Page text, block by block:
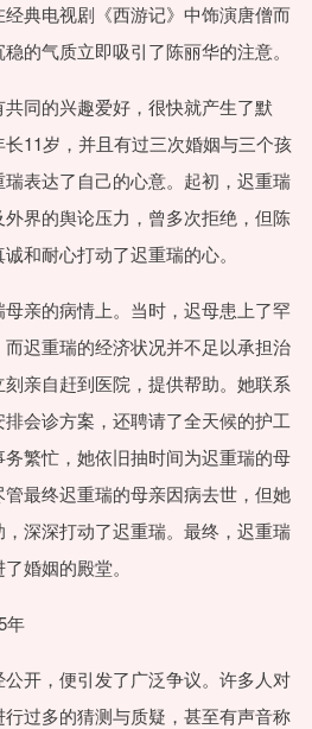
典电视剧《西游记》中饰演唐僧而
的气质立即吸引了陈丽华的注意。
同的兴趣爱好，很快就产生了默
11岁，并且有过三次婚姻与三个孩
表达了自己的心意。起初，迟重瑞
界的舆论压力，曾多次拒绝，但陈
和耐心打动了迟重瑞的心。
亲的病情上。当时，迟母患上了罕
迟重瑞的经济状况并不足以承担治
亲自赶到医院，提供帮助。她联系
会诊方案，还聘请了全天候的护工
繁忙，她依旧抽时间为迟重瑞的母
最终迟重瑞的母亲因病去世，但她
深深打动了迟重瑞。最终，迟重瑞
婚姻的殿堂。
年
开，便引发了广泛争议。许多人对
过多的猜测与质疑，甚至有声音称